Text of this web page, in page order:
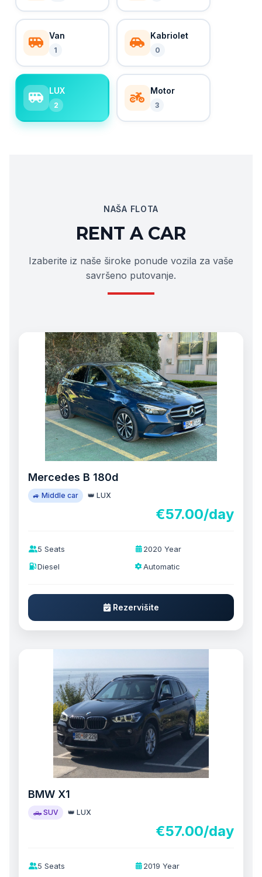
Van
1
Kabriolet
0
LUX
2
Motor
3
NAŠA FLOTA
RENT A CAR
Izaberite iz naše široke ponude vozila za vaše
savršeno putovanje.
Mercedes B 180d
🚙 Middle car 👑 LUX
€57.00/day
5 Seats
2020 Year
Diesel
Automatic
Rezervišite
BMW X1
🛻 SUV 👑 LUX
€57.00/day
5 Seats 2019 Year